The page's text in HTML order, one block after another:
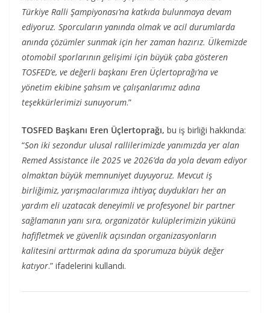
Türkiye Ralli Şampiyonası’na katkıda bulunmaya devam
ediyoruz. Sporcuların yanında olmak ve acil durumlarda
anında çözümler sunmak için her zaman hazırız. Ülkemizde
otomobil sporlarının gelişimi için büyük çaba gösteren
TOSFED’e, ve değerli başkanı Eren Üçlertoprağı’na ve
yönetim ekibine şahsım ve çalışanlarımız adına
teşekkürlerimizi sunuyorum.”
TOSFED Başkanı Eren Üçlertoprağı, bu iş birliği hakkında:
“Son iki sezondur ulusal rallilerimizde yanımızda yer alan
Remed Assistance ile 2025 ve 2026’da da yola devam ediyor
olmaktan büyük memnuniyet duyuyoruz. Mevcut iş
birliğimiz, yarışmacılarımıza ihtiyaç duydukları her an
yardım eli uzatacak deneyimli ve profesyonel bir partner
sağlamanın yanı sıra, organizatör kulüplerimizin yükünü
hafifletmek ve güvenlik açısından organizasyonların
kalitesini arttırmak adına da sporumuza büyük değer
katıyor.” ifadelerini kullandı.